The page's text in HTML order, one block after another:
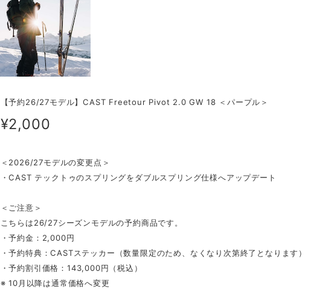
【予約26/27モデル】CAST Freetour Pivot 2.0 GW 18 ＜パープル＞
¥2,000
＜2026/27モデルの変更点＞
・CAST テックトゥのスプリングをダブルスプリング仕様へアップデート
＜ご注意＞
こちらは26/27シーズンモデルの予約商品です。
・予約金：2,000円
・予約特典：CASTステッカー（数量限定のため、なくなり次第終了となります）
・予約割引価格：143,000円（税込）
※ 10月以降は通常価格へ変更